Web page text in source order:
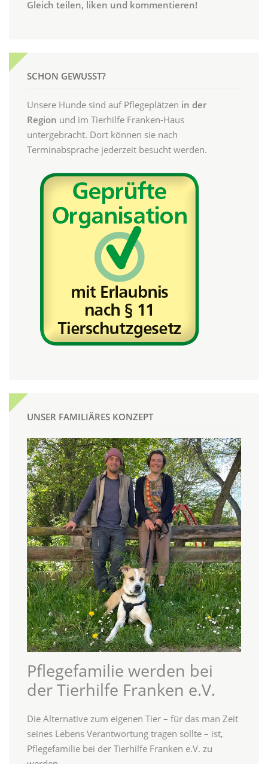
Gleich teilen, liken und kommentieren!
SCHON GEWUSST?
Unsere Hunde sind auf Pflegeplätzen in der
Region und im Tierhilfe Franken-Haus
untergebracht. Dort können sie nach
Terminabsprache jederzeit besucht werden.
UNSER FAMILIÄRES KONZEPT
Pflegefamilie werden bei
der Tierhilfe Franken e.V.
Die Alternative zum eigenen Tier – für das man Zeit
seines Lebens Verantwortung tragen sollte – ist,
Pflegefamilie bei der Tierhilfe Franken e.V. zu